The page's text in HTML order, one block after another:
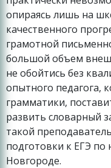
опираясь лишь на
качественного
грамотной
большой объем
не обойтись без
опытного педагога,
грамматики,
развить словарный
такой
подготовки к ЕГЭ
Новгороде.